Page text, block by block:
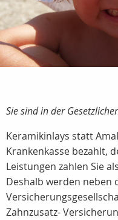
Sie sind in der
Keramikinlays statt
Krankenkasse bezahlt,
Leistungen zahlen Sie
Deshalb werden neben
Zahnzusatz-